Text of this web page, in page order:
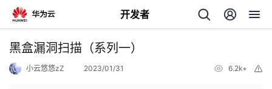
开发者
返
黑盒漏洞扫描（系列一）
小云悠悠zZ 2023/01/31 6.2k+